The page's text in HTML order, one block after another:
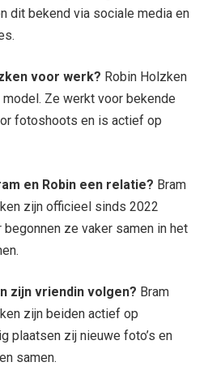
dit bekend via sociale media en
voor werk? Robin Holzken
Ze werkt voor bekende
fotoshoots en is actief op
en Robin een relatie? Bram
zijn officieel sinds 2022
begonnen ze vaker samen in het
zijn vriendin volgen? Bram
zijn beiden actief op
plaatsen zij nieuwe foto’s en
samen.